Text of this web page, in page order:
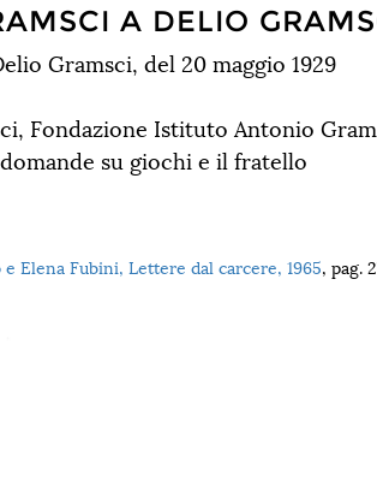
A DELIO
Gramsci, del 20 maggio 1929
Fondazione Istituto Antonio
su giochi e il fratello
Elena Fubini, Lettere dal carcere, 1965, pag.